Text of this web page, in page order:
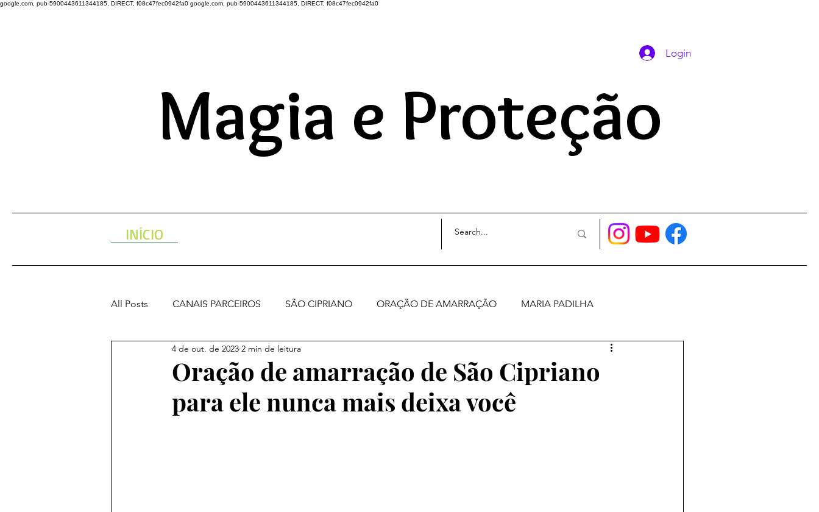
google.com, pub-5900443611344185, DIRECT, f08c47fec0942fa0 google.com, pub-5900443611344185, DIRECT, f08c47fec0942fa0
A ENERGIA DO UNIVERSO ATRAVÉS DAS ORAÇÕES
Magia e Proteção
Login
INÍCIO
All Posts CANAIS PARCEIROS SÃO CIPRIANO ORAÇÃO DE AMARRAÇÃO MARIA PADILHA
ORAÇÕES PODEROSAS
Oração de amarração de São Cipriano
para ele nunca mais deixa você
4 de out. de 2023 2 min de leitura